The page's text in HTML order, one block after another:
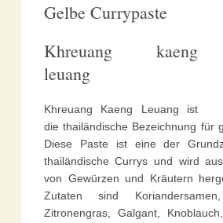
Gelbe Currypaste
Khreuang kaeng
leuang
Khreuang Kaeng Leuang ist
die thailändische Bezeichnung für
Diese Paste ist eine der
thailändische Currys und wird
von Gewürzen und Kräutern
Zutaten sind Koriandersamen,
Zitronengras, Galgant,